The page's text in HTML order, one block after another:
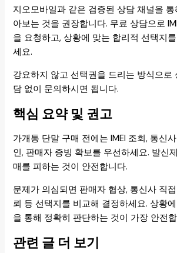
지오모바일과 같은 검증된 상담 채널을
아보는 것을 권장합니다. 무료 상담으로
을 요청하고, 상황에 맞는 합리적 선택지
세요.
강요하지 않고 선택권을 드리는 방식으로
담 없이 문의하시면 됩니다.
핵심 요약 및 권고
가개통 단말 구매 전에는 IMEI 조회, 통신
인, 판매자 증빙 확보를 우선하세요. 발신
매를 피하는 것이 안전합니다.
문제가 의심되면 판매자 협상, 통신사 직
뢰 등 선택지를 비교해 결정하세요. 상황
을 통해 정확히 판단하는 것이 가장 안전
관련 글 더 보기